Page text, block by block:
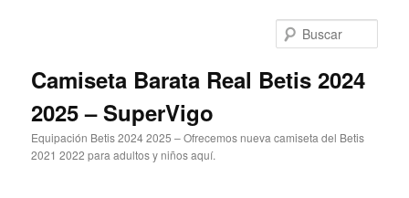
Camiseta Barata Real Betis 2024
2025 – SuperVigo
Equipación Betis 2024 2025 – Ofrecemos nueva camiseta del Betis
2021 2022 para adultos y niños aquí.